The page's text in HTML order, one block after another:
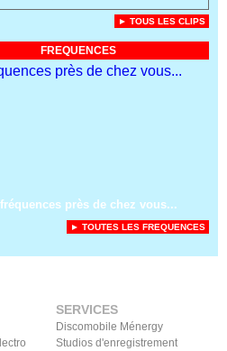
► TOUS LES CLIPS
FREQUENCES
fréquences près de chez vous...
► TOUTES LES FREQUENCES
SERVICES
Discomobile Ménergy
Studios d'enregistrement